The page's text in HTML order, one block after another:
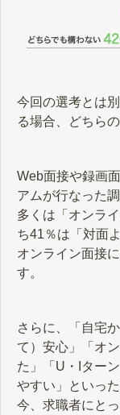
今回の選考とは
る場合、どちら
Web面接や録画
アムが行なった
多くは「オンラ
ち41％は「対面
オンライン面接
す。
さらに、「自宅
て）安心」「オ
た」「U・Iター
やすい」といっ
今、求職者にと